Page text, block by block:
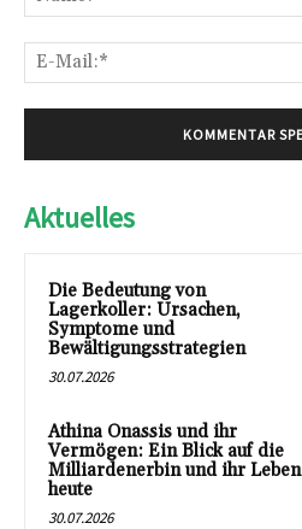
Aktuelles
Die Bedeutung von
Lagerkoller: Ursachen,
Symptome und
Bewältigungsstrategien
30.07.2026
Athina Onassis und ihr
Vermögen: Ein Blick auf die
Milliardenerbin und ihr Leben
heute
30.07.2026